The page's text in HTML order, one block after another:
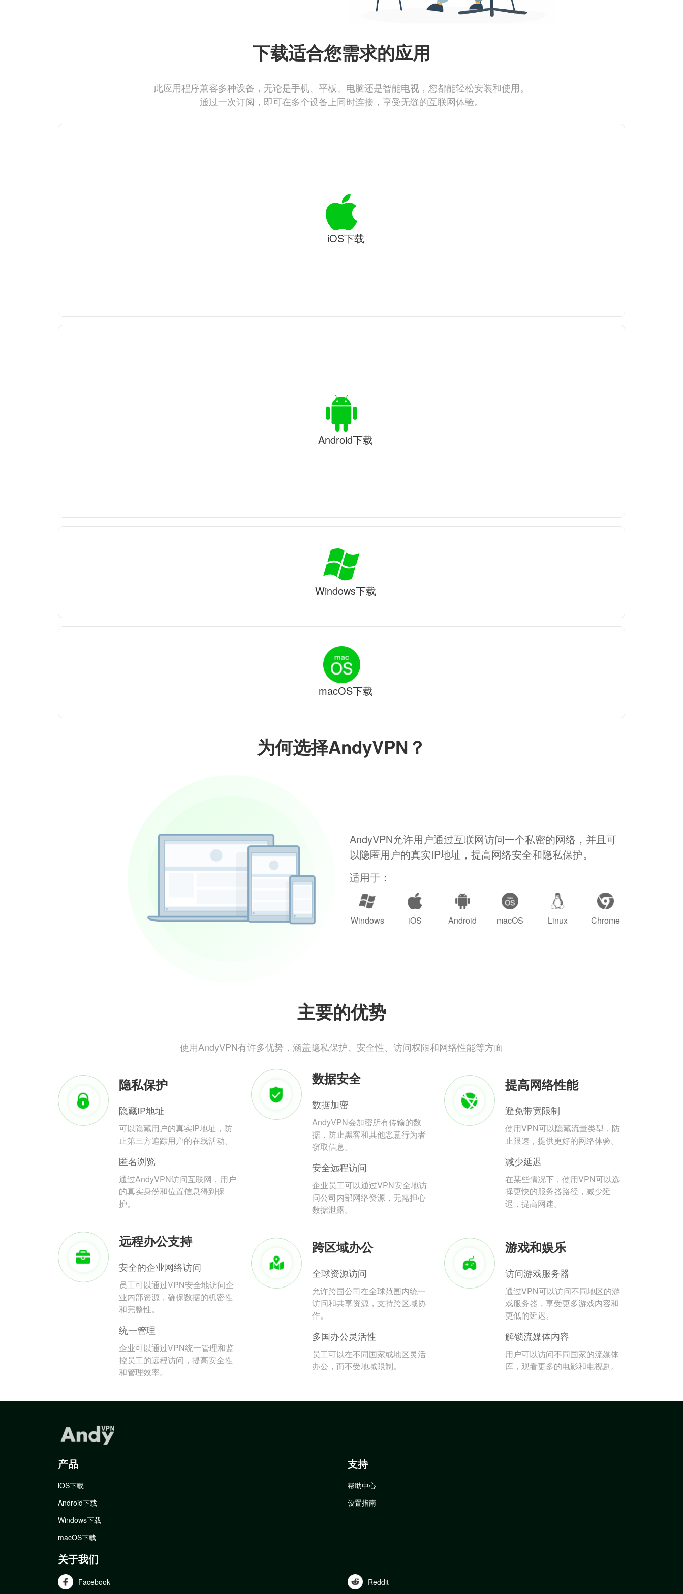
为何选择AndyVPN？
AndyVPN允许用户通过互联网访问一个私密的网络，并且可
以隐匿用户的真实IP地址，提高网络安全和隐私保护。
适用于：
Windows iOS Android macOS Linux Chrome
主要的优势
使用AndyVPN有许多优势，涵盖隐私保护、安全性、访问权限和网络性能等方面
隐私保护
隐藏IP地址
可以隐藏用户的真实IP地址，防
止第三方追踪用户的在线活动。
匿名浏览
通过AndyVPN访问互联网，用户
的真实身份和位置信息得到保
护。
数据安全
数据加密
AndyVPN会加密所有传输的数
据，防止黑客和其他恶意行为者
窃取信息。
安全远程访问
企业员工可以通过VPN安全地访
问公司内部网络资源，无需担心
数据泄露。
提高网络性能
避免带宽限制
使用VPN可以隐藏流量类型，防
止限速，提供更好的网络体验。
减少延迟
在某些情况下，使用VPN可以选
择更快的服务器路径，减少延
迟，提高网速。
远程办公支持
安全的企业网络访问
员工可以通过VPN安全地访问企
业内部资源，确保数据的机密性
和完整性。
统一管理
企业可以通过VPN统一管理和监
控员工的远程访问，提高安全性
和管理效率。
跨区域办公
全球资源访问
允许跨国公司在全球范围内统一
访问和共享资源，支持跨区域协
作。
多国办公灵活性
员工可以在不同国家或地区灵活
办公，而不受地域限制。
游戏和娱乐
访问游戏服务器
通过VPN可以访问不同地区的游
戏服务器，享受更多游戏内容和
更低的延迟。
解锁流媒体内容
用户可以访问不同国家的流媒体
库，观看更多的电影和电视剧。
下载适合您需求的应用
此应用程序兼容多种设备，无论是手机、平板、电脑还是智能电视，您都能轻松安装和使用。
通过一次订阅，即可在多个设备上同时连接，享受无缝的互联网体验。
iOS下载
Android下载
Windows下载
macOS下载
产品
iOS下载
Android下载
Windows下载
macOS下载
支持
帮助中心
设置指南
关于我们
Facebook Reddit